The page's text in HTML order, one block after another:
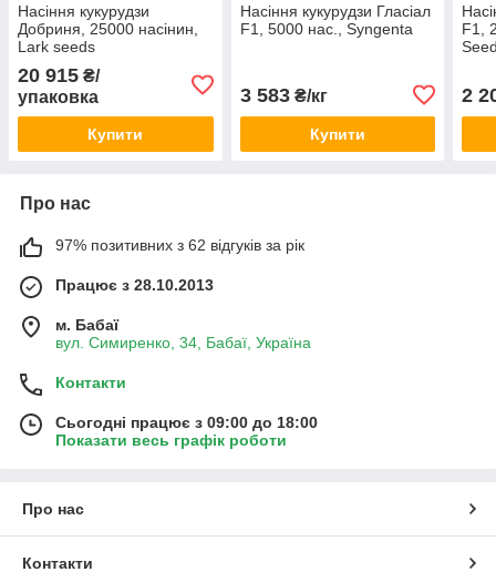
Насіння кукурудзи
Добриня, 25000 насінин,
Lark seeds
20 915 ₴/
упаковка
Купити
Насіння кукурудзи Гласіал
F1, 5000 нас., Syngenta
3 583₴/кг
Купити
F1,
2
Про нас
97% позитивних з 62 відгуків за рік
Працює з 28.10.2013
м. Бабаї
вул. Симиренко, 34, Бабаї, Україна
Контакти
Сьогодні працює з 09:00 до 18:00
Показати весь графік роботи
Про нас
Контакти